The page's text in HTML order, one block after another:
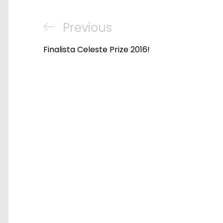
Nawigacja
wpisu
Previous
Post
Previous
Finalista Celeste Prize 2016!